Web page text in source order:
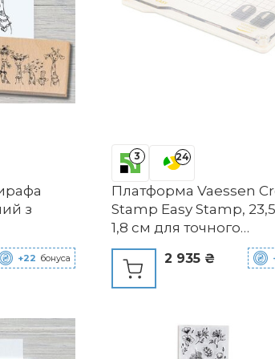
з
+22 бонуса
3 24
Платформа Vaessen
Stamp Easy Stamp,
1,8 см для точного
позиціонування
прозорого штампу та
штампів фіксованих
2 935 ₴